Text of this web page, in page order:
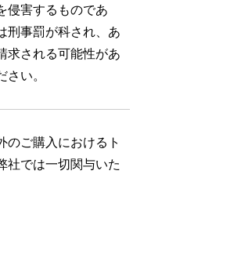
侵害するものであ
刑事罰が科され、あ
求される可能性があ
さい。
のご購入におけるト
社では一切関与いた